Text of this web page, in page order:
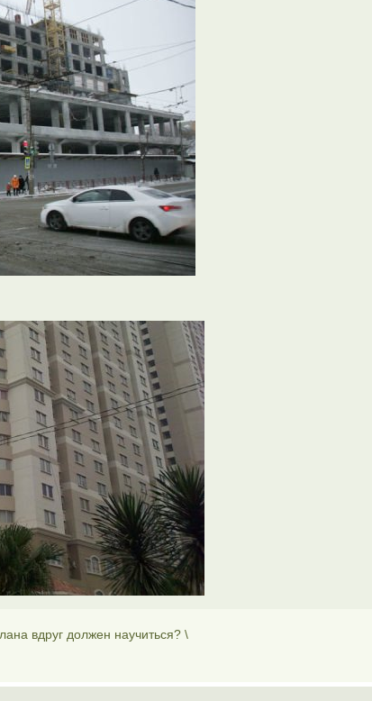
вдруг должен научиться? \